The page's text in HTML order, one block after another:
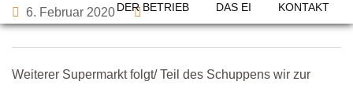
DER BETRIEB DAS EI KONTAKT
6. Februar 2020
Weiterer Supermarkt folgt/ Teil des Schuppens wir zur